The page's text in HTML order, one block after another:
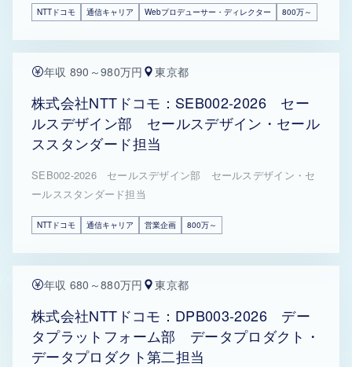
NTTドコモ 通信キャリア Webプロデューサー・ディレクター 800万～
年収 890～980万円 東京都
株式会社NTTドコモ：SEB002-2026 セー
ルスデザイン部 セールスデザイン・セール
ススタンダード担当
SEB002-2026 セールスデザイン部 セールスデザイン・セ
ールススタンダード担当
NTTドコモ 通信キャリア 営業企画 800万～
年収 680～880万円 東京都
株式会社NTTドコモ：DPB003-2026 デー
タプラットフォーム部 データプロダクト・
データプロダクト第二担当